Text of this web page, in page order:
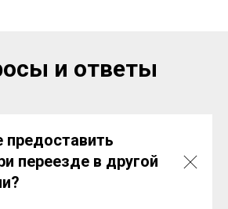
и ответы
переезде в другой